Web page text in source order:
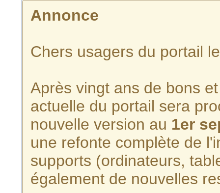
Annonce
Chers usagers du portail
Après vingt ans de bons
actuelle du portail sera
nouvelle version au 1er
une refonte complète de
supports (ordinateurs,
également de nouvelles